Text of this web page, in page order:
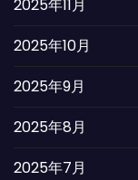
2025年11月
2025年10月
2025年9月
2025年8月
2025年7月